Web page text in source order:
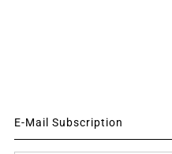
E-Mail Subscription